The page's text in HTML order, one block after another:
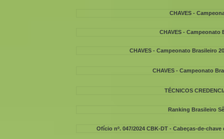
Ofício nº. 047/2024 CBK-DT - Cabeças-de-
Ranking Brasileiro
TÉCNICOS
CHAVES - Campeonato
CHAVES - Campeonato Brasileiro
CHAVES -
CHAVES -